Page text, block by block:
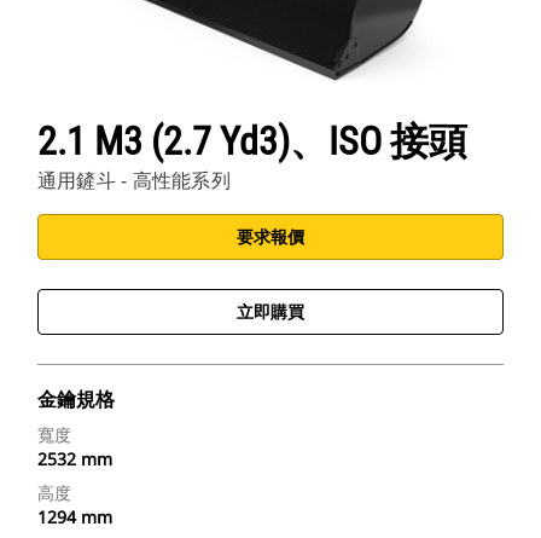
2.1 M3 (2.7 Yd3)、ISO 接頭
通用鏟斗 - 高性能系列
要求報價
立即購買
金鑰規格
寬度
2532 mm
高度
1294 mm